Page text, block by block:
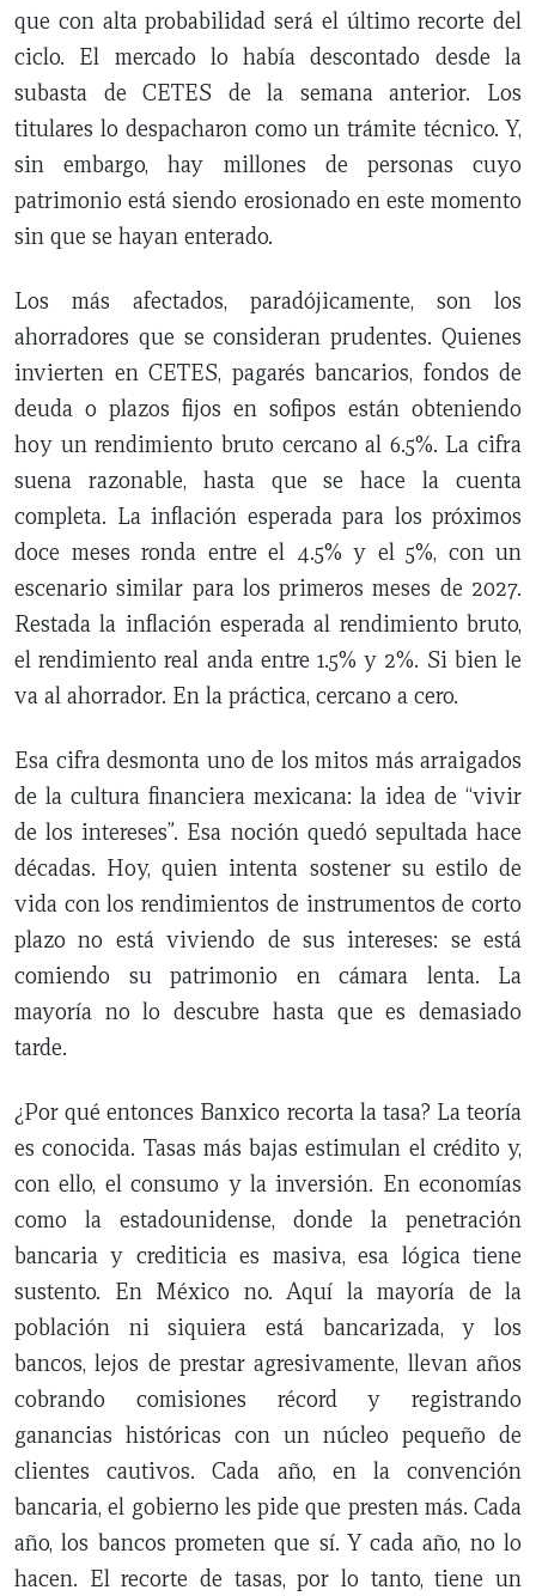
NUEVO
LEÓN
TAMAULIPAS
COAHUILA
NACIONAL
INTERNACIONAL
FINANZAS
OPINIÓN
DEPORTES
ESPECTÁCULOS
TENDENCIA
ESTILO
DE
VIDA
PODCAST
CONTACTO
NEWSLETTER
HEMEROTECA
SUPLEMENTOS
que con alta probabilidad será el último recorte del
ciclo. El mercado lo había descontado desde la
subasta de CETES de la semana anterior. Los
titulares lo despacharon como un trámite técnico. Y,
sin embargo, hay millones de personas cuyo
patrimonio está siendo erosionado en este momento
sin que se hayan enterado.
Los más afectados, paradójicamente, son los
ahorradores que se consideran prudentes. Quienes
invierten en CETES, pagarés bancarios, fondos de
deuda o plazos fijos en sofipos están obteniendo
hoy un rendimiento bruto cercano al 6.5%. La cifra
suena razonable, hasta que se hace la cuenta
completa. La inflación esperada para los próximos
doce meses ronda entre el 4.5% y el 5%, con un
escenario similar para los primeros meses de 2027.
Restada la inflación esperada al rendimiento bruto,
el rendimiento real anda entre 1.5% y 2%. Si bien le
va al ahorrador. En la práctica, cercano a cero.
Esa cifra desmonta uno de los mitos más arraigados
de la cultura financiera mexicana: la idea de “vivir
de los intereses”. Esa noción quedó sepultada hace
décadas. Hoy, quien intenta sostener su estilo de
vida con los rendimientos de instrumentos de corto
plazo no está viviendo de sus intereses: se está
comiendo su patrimonio en cámara lenta. La
mayoría no lo descubre hasta que es demasiado
tarde.
¿Por qué entonces Banxico recorta la tasa? La teoría
es conocida. Tasas más bajas estimulan el crédito y,
con ello, el consumo y la inversión. En economías
como la estadounidense, donde la penetración
bancaria y crediticia es masiva, esa lógica tiene
sustento. En México no. Aquí la mayoría de la
población ni siquiera está bancarizada, y los
bancos, lejos de prestar agresivamente, llevan años
cobrando comisiones récord y registrando
ganancias históricas con un núcleo pequeño de
clientes cautivos. Cada año, en la convención
bancaria, el gobierno les pide que presten más. Cada
año, los bancos prometen que sí. Y cada año, no lo
hacen. El recorte de tasas, por lo tanto, tiene un